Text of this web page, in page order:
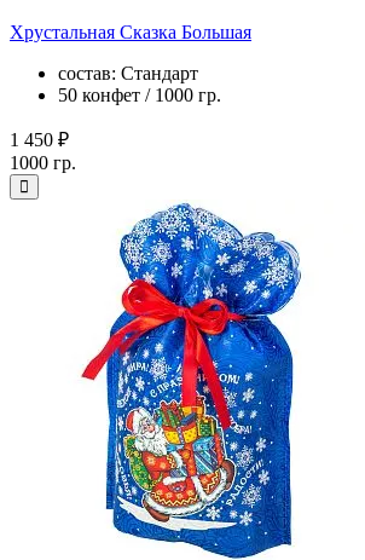
Хрустальная Сказка Большая
состав: Стандарт
50 конфет / 1000 гр.
1 450 ₽
1000 гр.